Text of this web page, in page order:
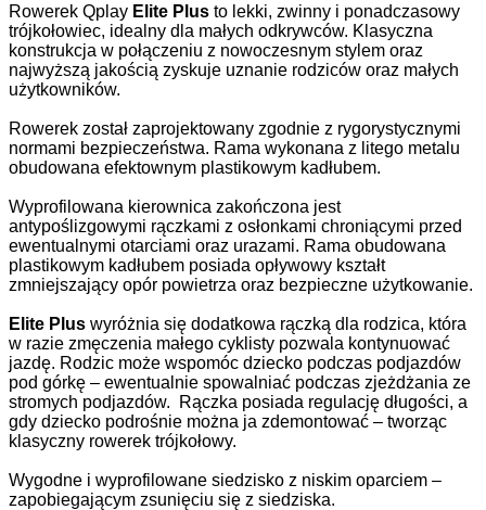
Rowerek Qplay Elite Plus to lekki, zwinny i ponadczasowy
trójkołowiec, idealny dla małych odkrywców. Klasyczna
konstrukcja w połączeniu z nowoczesnym stylem oraz
najwyższą jakością zyskuje uznanie rodziców oraz małych
użytkowników.
Rowerek został zaprojektowany zgodnie z rygorystycznymi
normami bezpieczeństwa. Rama wykonana z litego metalu
obudowana efektownym plastikowym kadłubem.
Wyprofilowana kierownica zakończona jest
antypoślizgowymi rączkami z osłonkami chroniącymi przed
ewentualnymi otarciami oraz urazami. Rama obudowana
plastikowym kadłubem posiada opływowy kształt
zmniejszający opór powietrza oraz bezpieczne użytkowanie.
Elite Plus wyróżnia się dodatkowa rączką dla rodzica, która
w razie zmęczenia małego cyklisty pozwala kontynuować
jazdę. Rodzic może wspomóc dziecko podczas podjazdów
pod górkę – ewentualnie spowalniać podczas zjeżdżania ze
stromych podjazdów. Rączka posiada regulację długości, a
gdy dziecko podrośnie można ja zdemontować – tworząc
klasyczny rowerek trójkołowy.
Wygodne i wyprofilowane siedzisko z niskim oparciem –
zapobiegającym zsunięciu się z siedziska.